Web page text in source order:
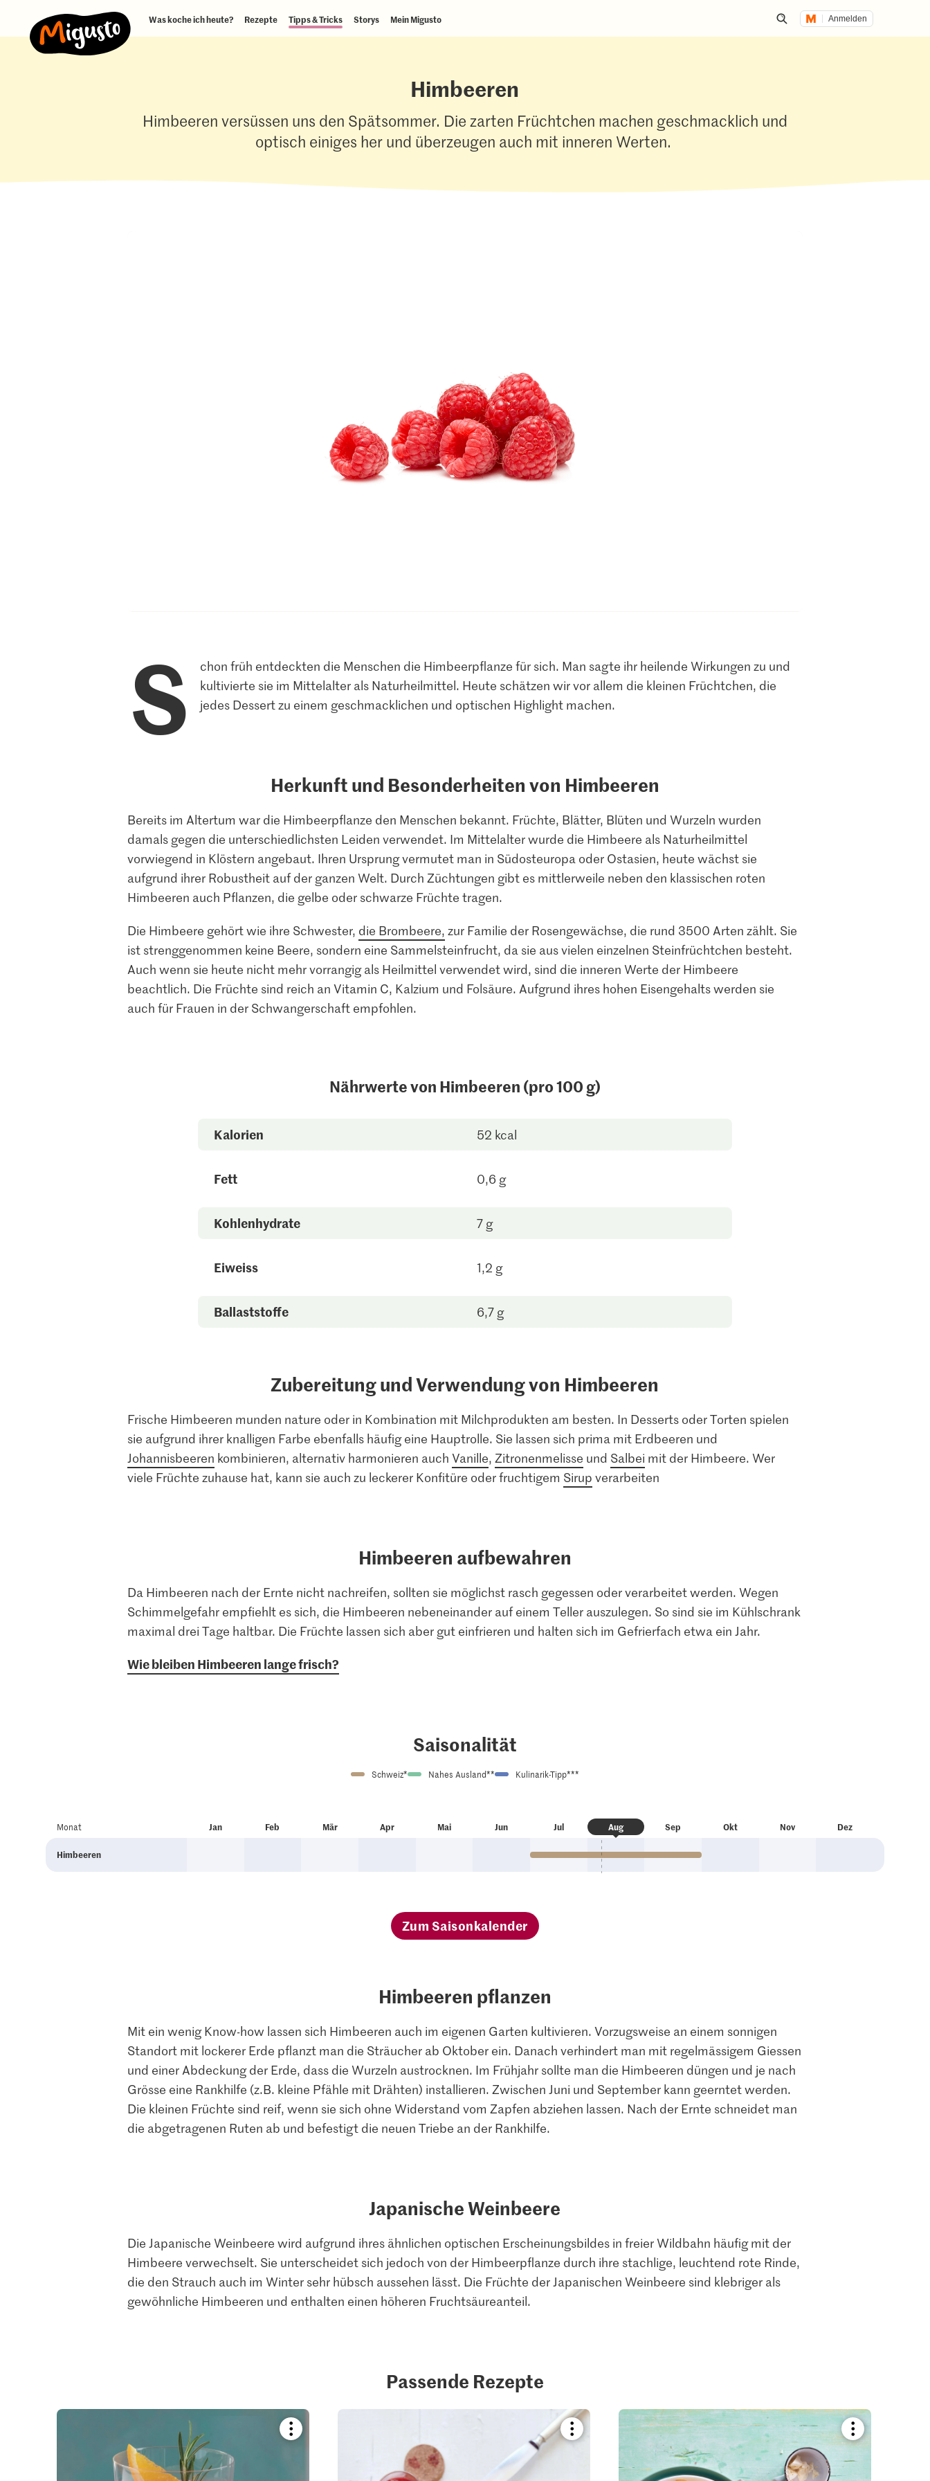
Was koche ich heute? Rezepte Tipps & Tricks Storys Mein Migusto
Suche öffnen
Anmelden
Himbeeren
Himbeeren versüssen uns den Spätsommer. Die zarten Früchtchen machen geschmacklich und
optisch einiges her und überzeugen auch mit inneren Werten.
S
chon früh entdeckten die Menschen die Himbeerpflanze für sich. Man sagte ihr heilende Wirkungen zu und
kultivierte sie im Mittelalter als Naturheilmittel. Heute schätzen wir vor allem die kleinen Früchtchen, die
jedes Dessert zu einem geschmacklichen und optischen Highlight machen.
Herkunft und Besonderheiten von Himbeeren
Bereits im Altertum war die Himbeerpflanze den Menschen bekannt. Früchte, Blätter, Blüten und Wurzeln wurden
damals gegen die unterschiedlichsten Leiden verwendet. Im Mittelalter wurde die Himbeere als Naturheilmittel
vorwiegend in Klöstern angebaut. Ihren Ursprung vermutet man in Südosteuropa oder Ostasien, heute wächst sie
aufgrund ihrer Robustheit auf der ganzen Welt. Durch Züchtungen gibt es mittlerweile neben den klassischen roten
Himbeeren auch Pflanzen, die gelbe oder schwarze Früchte tragen.
Die Himbeere gehört wie ihre Schwester, die Brombeere, zur Familie der Rosengewächse, die rund 3500 Arten zählt. Sie
ist strenggenommen keine Beere, sondern eine Sammelsteinfrucht, da sie aus vielen einzelnen Steinfrüchtchen besteht.
Auch wenn sie heute nicht mehr vorrangig als Heilmittel verwendet wird, sind die inneren Werte der Himbeere
beachtlich. Die Früchte sind reich an Vitamin C, Kalzium und Folsäure. Aufgrund ihres hohen Eisengehalts werden sie
auch für Frauen in der Schwangerschaft empfohlen.
Nährwerte von Himbeeren (pro 100 g)
Kalorien 52 kcal
Fett 0,6 g
Kohlenhydrate 7 g
Eiweiss 1,2 g
Ballaststoffe 6,7 g
Zubereitung und Verwendung von Himbeeren
Frische Himbeeren munden nature oder in Kombination mit Milchprodukten am besten. In Desserts oder Torten spielen
sie aufgrund ihrer knalligen Farbe ebenfalls häufig eine Hauptrolle. Sie lassen sich prima mit Erdbeeren und
Johannisbeeren kombinieren, alternativ harmonieren auch Vanille, Zitronenmelisse und Salbei mit der Himbeere. Wer
viele Früchte zuhause hat, kann sie auch zu leckerer Konfitüre oder fruchtigem Sirup verarbeiten
Himbeeren aufbewahren
Da Himbeeren nach der Ernte nicht nachreifen, sollten sie möglichst rasch gegessen oder verarbeitet werden. Wegen
Schimmelgefahr empfiehlt es sich, die Himbeeren nebeneinander auf einem Teller auszulegen. So sind sie im Kühlschrank
maximal drei Tage haltbar. Die Früchte lassen sich aber gut einfrieren und halten sich im Gefrierfach etwa ein Jahr.
Wie bleiben Himbeeren lange frisch?
Saisonalität
Schweiz* Nahes Ausland** Kulinarik-Tipp***
Monat Jan Feb Mär Apr Mai Jun Jul Aug Sep Okt Nov Dez
Himbeeren
Zum Saisonkalender
Himbeeren pflanzen
Mit ein wenig Know-how lassen sich Himbeeren auch im eigenen Garten kultivieren. Vorzugsweise an einem sonnigen
Standort mit lockerer Erde pflanzt man die Sträucher ab Oktober ein. Danach verhindert man mit regelmässigem Giessen
und einer Abdeckung der Erde, dass die Wurzeln austrocknen. Im Frühjahr sollte man die Himbeeren düngen und je nach
Grösse eine Rankhilfe (z.B. kleine Pfähle mit Drähten) installieren. Zwischen Juni und September kann geerntet werden.
Die kleinen Früchte sind reif, wenn sie sich ohne Widerstand vom Zapfen abziehen lassen. Nach der Ernte schneidet man
die abgetragenen Ruten ab und befestigt die neuen Triebe an der Rankhilfe.
Japanische Weinbeere
Die Japanische Weinbeere wird aufgrund ihres ähnlichen optischen Erscheinungsbildes in freier Wildbahn häufig mit der
Himbeere verwechselt. Sie unterscheidet sich jedoch von der Himbeerpflanze durch ihre stachlige, leuchtend rote Rinde,
die den Strauch auch im Winter sehr hübsch aussehen lässt. Die Früchte der Japanischen Weinbeere sind klebriger als
gewöhnliche Himbeeren und enthalten einen höheren Fruchtsäureanteil.
Passende Rezepte
Bookmark
recipe
Bookmark
recipe
Bookmark
recipe
add